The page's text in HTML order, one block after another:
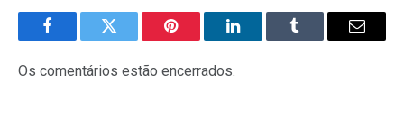
FacebookTwitter Pinterest LinkedInTumblr
E-
Os comentários estão encerrados.